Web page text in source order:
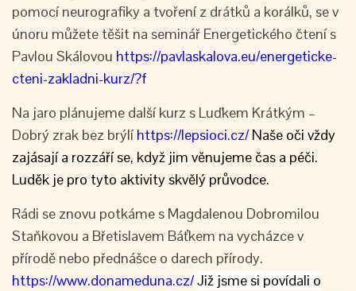
pomocí neurografiky a tvoření z drátků a korálků, se v
únoru můžete těšit na seminář Energetického čtení s
Pavlou Skálovou https://pavlaskalova.eu/energeticke-
cteni-zakladni-kurz/?f
Na jaro plánujeme další kurz s Luďkem Krátkým –
Dobrý zrak bez brýlíhttps://lepsioci.cz/Naše oči vždy
zajásají a rozzáří se, když jim věnujeme čas a péči.
Luděk je pro tyto aktivity skvělý průvodce.
Rádi se znovu potkáme s Magdalenou Dobromilou
Staňkovou a Břetislavem Báťkem na vycházce v
přírodě nebo přednášce o darech přírody.
https://www.donameduna.cz/Již jsme si povídali o